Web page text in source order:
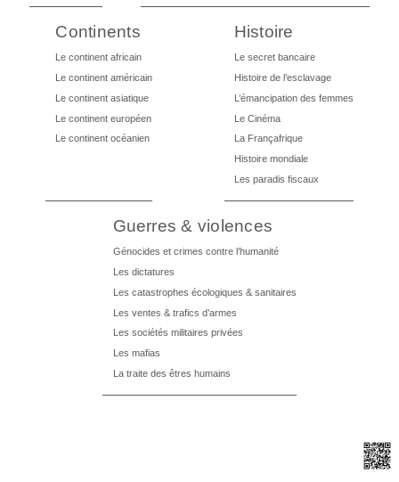
Continents
Le continent africain
Le continent américain
Le continent asiatique
Le continent européen
Le continent océanien
Histoire
Le secret bancaire
Histoire de l’esclavage
L’émancipation des femmes
Le Cinéma
La Françafrique
Histoire mondiale
Les paradis fiscaux
Guerres & violences
Génocides et crimes contre l’humanité
Les dictatures
Les catastrophes écologiques & sanitaires
Les ventes & trafics d’armes
Les sociétés militaires privées
Les mafias
La traite des êtres humains